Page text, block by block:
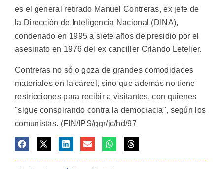
es el general retirado Manuel Contreras, ex jefe de
la Dirección de Inteligencia Nacional (DINA),
condenado en 1995 a siete años de presidio por el
asesinato en 1976 del ex canciller Orlando Letelier.
Contreras no sólo goza de grandes comodidades
materiales en la cárcel, sino que además no tiene
restricciones para recibir a visitantes, con quienes
"sigue conspirando contra la democracia", según los
comunistas. (FIN/IPS/ggr/jc/hd/97